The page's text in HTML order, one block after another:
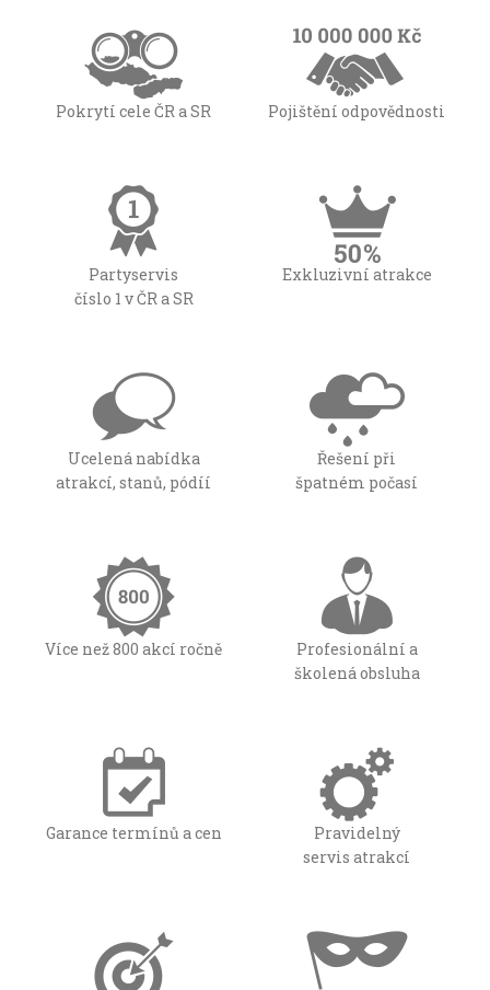
Pokrytí cele ČR a SR Pojištění odpovědnosti
Partyservis
číslo 1 v ČR a SR
Exkluzivní atrakce
Ucelená nabídka
atrakcí, stanů, pódíí
Řešení při
špatném počasí
Více než 800 akcí ročně
Profesionální a
školená obsluha
Garance termínů a cen
Pravidelný
servis atrakcí